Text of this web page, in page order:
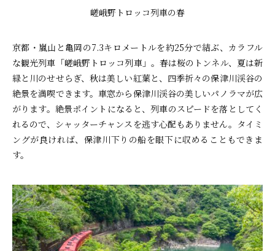
嵯峨野トロッコ列車の春
京都・嵐山と亀岡の7.3キロメートルを約25分で結ぶ、カラフル
な観光列車「嵯峨野トロッコ列車」。春は桜のトンネル、夏は新
緑と川のせせらぎ、秋は美しい紅葉と、四季折々の保津川渓谷の
絶景を満喫できます。車窓から保津川渓谷の美しいパノラマが広
がります。絶景ポイントになると、列車のスピードを落としてく
れるので、シャッターチャンスを逃す心配もありません。タイミ
ングが良ければ、保津川下りの船を眼下に収めることもできま
す。